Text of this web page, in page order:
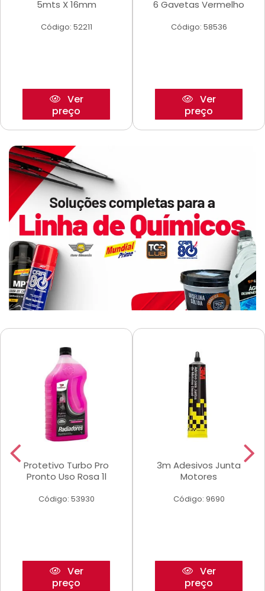
5mts X 16mm
Código: 52211
Ver
preço
6 Gavetas Vermelho
Código: 58536
Ver
preço
Protetivo Turbo Pro
Pronto Uso Rosa 1l
Código: 53930
Ver
preço
3m Adesivos Junta
Motores
Código: 9690
Ver
preço